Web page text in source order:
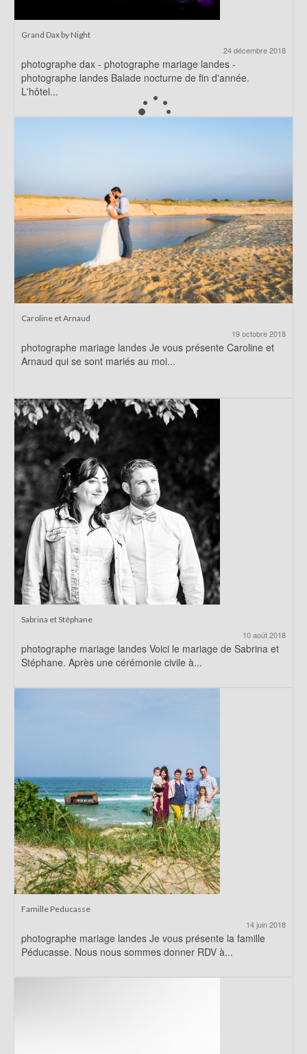
Grand Dax by Night
24 décembre 2018
photographe dax - photographe mariage landes -
photographe landes Balade nocturne de fin d'année.
L'hôtel...
Caroline et Arnaud
19 octobre 2018
photographe mariage landes Je vous présente Caroline et
Arnaud qui se sont mariés au moi...
Sabrina et Stéphane
10 août 2018
photographe mariage landes Voici le mariage de Sabrina et
Stéphane. Après une cérémonie civile à...
Famille Peducasse
14 juin 2018
photographe mariage landes Je vous présente la famille
Péducasse. Nous nous sommes donner RDV à...